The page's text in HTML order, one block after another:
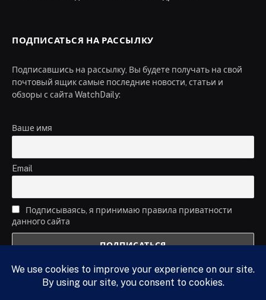
ПОДПИСАТЬСЯ НА РАССЫЛКУ
Подписавшись на рассылку, Вы будете получать на свой
почтовый ящик самые последние новости, статьи и
обзоры с сайта WatchDaily:
Ваше имя
Email
Подписываясь, я принимаю правила приватности
данного сайта